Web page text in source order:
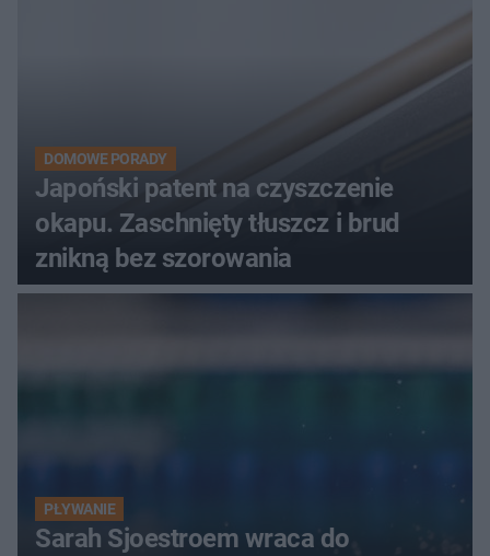
DOMOWE PORADY
Japoński patent na czyszczenie
okapu. Zaschnięty tłuszcz i brud
znikną bez szorowania
PŁYWANIE
Sarah Sjoestroem wraca do